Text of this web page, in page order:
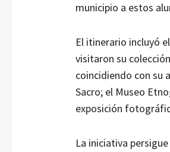
municipio a estos
El itinerario incluyó
visitaron su
coincidiendo con su
Sacro; el Museo
exposición
La iniciativa